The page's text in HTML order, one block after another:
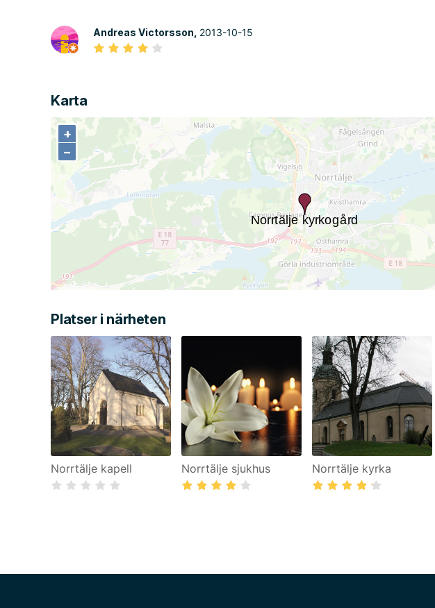
Andreas Victorsson, 2013-10-15
Karta
+
−
+
−
Platser i närheten
Norrtälje kapell Norrtälje sjukhus Norrtälje kyrka